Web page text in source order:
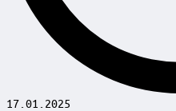
17.01.2025